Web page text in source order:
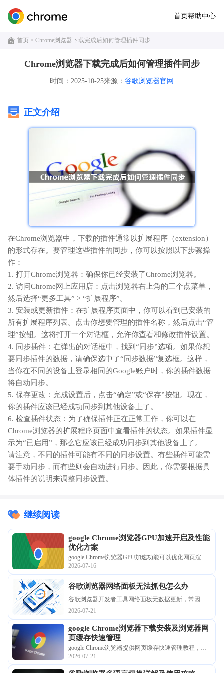
首页帮助中心
首页 > Chrome浏览器下载完成后如何管理插件同步
Chrome浏览器下载完成后如何管理插件同步
时间：2025-10-25来源： 谷歌浏览器官网
正文介绍
在Chrome浏览器中，下载的插件通常以扩展程序（extension）
的形式存在。要管理这些插件的同步，你可以按照以下步骤操
作：
1. 打开Chrome浏览器：确保你已经安装了Chrome浏览器。
2. 访问Chrome网上应用店：点击浏览器右上角的三个点菜单，
然后选择“更多工具” > “扩展程序”。
3. 安装或更新插件：在扩展程序页面中，你可以看到已安装的
所有扩展程序列表。点击你想要管理的插件名称，然后点击“管
理”按钮。这将打开一个对话框，允许你查看和修改插件设置。
4. 同步插件：在弹出的对话框中，找到“同步”选项。如果你想
要同步插件的数据，请确保选中了“同步数据”复选框。这样，
当你在不同的设备上登录相同的Google账户时，你的插件数据
将自动同步。
5. 保存更改：完成设置后，点击“确定”或“保存”按钮。现在，
你的插件应该已经成功同步到其他设备上了。
6. 检查插件状态：为了确保插件正在正常工作，你可以在
Chrome浏览器的扩展程序页面中查看插件的状态。如果插件显
示为“已启用”，那么它应该已经成功同步到其他设备上了。
请注意，不同的插件可能有不同的同步设置。有些插件可能需
要手动同步，而有些则会自动进行同步。因此，你需要根据具
体插件的说明来调整同步设置。
继续阅读
google Chrome浏览器GPU加速开启及性能
优化方案
google Chrome浏览器GPU加速功能可以优化网页渲染
和视频播放速度。本文介绍开启方法及性能优化方
案，提升浏览体验。
2026-07-16
谷歌浏览器网络面板无法抓包怎么办
谷歌浏览器开发者工具网络面板无数据更新，常因连
接协议阻滞或过滤逻辑设置偏差导致。本指南带您逐
级校验抓包环境，即刻恢复对全链路网络流量的实时
监控与分析权限。
2026-07-21
google Chrome浏览器下载安装及浏览器网
页缓存快速管理
google Chrome浏览器提供网页缓存快速管理教程，下
载安装后可以高效清理和优化浏览器缓存，提高网页
加载速度，改善浏览器响应性能，提升整体访问体
2026-07-21